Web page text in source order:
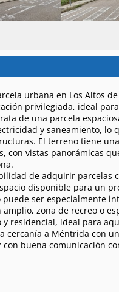
urbana en Los Altos
privilegiada, ideal
de una parcela
y saneamiento, lo
El terreno tiene
con vistas panorámicas
de adquirir parcelas
disponible para un
puede ser especialmente
zona de recreo o
residencial, ideal para
cercanía a Méntrida con
con buena comunicación